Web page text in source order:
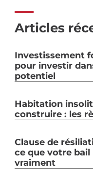
Articles
Investissement
pour investir
potentiel
Habitation
construire : les
Clause de
ce que votre bail
vraiment